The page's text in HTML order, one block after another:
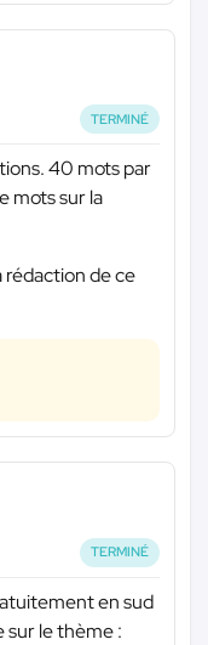
TERMINÉ
40 mots par
mots sur la
de ce
TERMINÉ
en sud
sur le thème :